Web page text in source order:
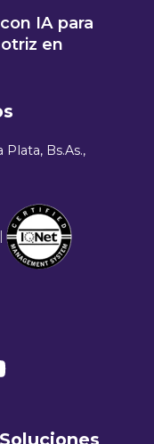
IA para
en
Bs.As.,
|
Soluciones